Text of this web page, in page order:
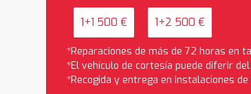
1+1 500 € 1+2 500 €
*Reparaciones de más de 72 horas en
*El vehículo de cortesía puede diferir
*Recogida y entrega en instalaciones